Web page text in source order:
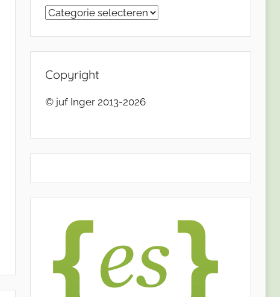
Categorieën
Copyright
© juf Inger 2013-2026